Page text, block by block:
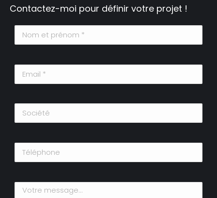
Contactez-moi pour définir votre projet !